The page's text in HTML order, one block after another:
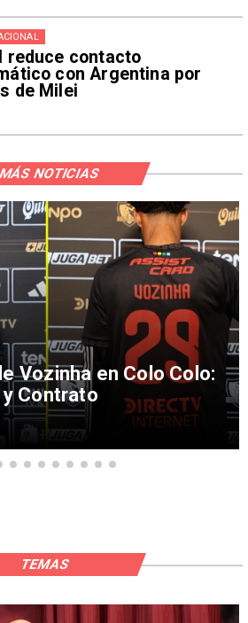
reduce contacto
con Argentina por
de Milei
Vozinha en Colo Colo:
y Contrato
MÁS NOTICIAS
TEMAS